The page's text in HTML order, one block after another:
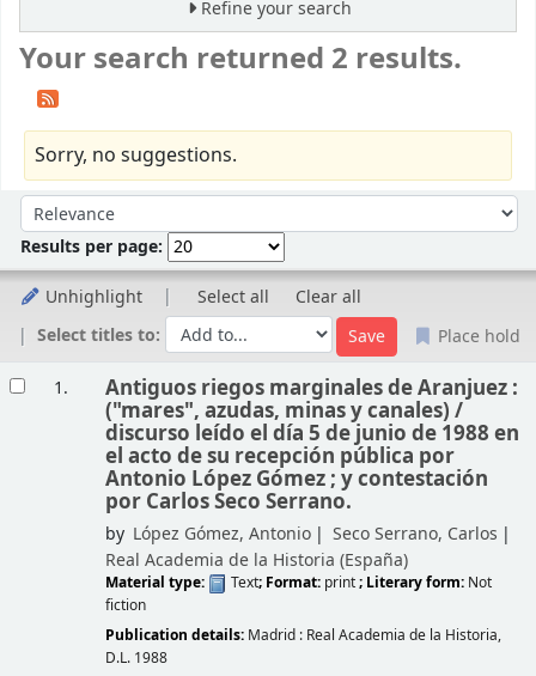
Refine your search
Your search returned 2 results.
Sorry, no suggestions.
Sort by:
Results per page:
Unhighlight Select all
Clear all
Select titles to:
Place hold
1. Antiguos riegos marginales de Aranjuez :
("mares", azudas, minas y canales) /
discurso leído el día 5 de junio de 1988 en
el acto de su recepción pública por
Antonio López Gómez ; y contestación
por Carlos Seco Serrano.
by López Gómez, Antonio
Seco Serrano, Carlos
Real Academia de la Historia (España)
Material type: Text; Format: print; Literary form: Not
fiction
Publication details: Madrid : Real Academia de la Historia,
D.L. 1988